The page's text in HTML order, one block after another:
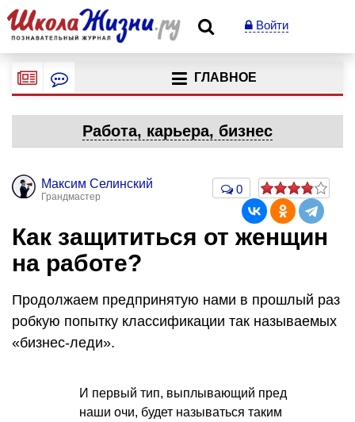
Войти
ГЛАВНОЕ
Работа, карьера, бизнес
Максим Селинский
Грандмастер
0
Как защититься от женщин
на работе?
Продолжаем предпринятую нами в прошлый раз
робкую попытку классификации так называемых
«бизнес-леди».
И первый тип, выплывающий пред
наши очи, будет называться таким